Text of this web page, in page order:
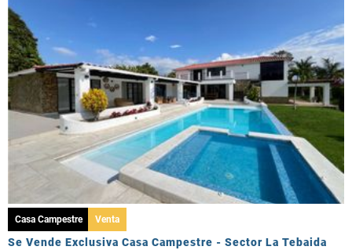
Casa Campestre Venta
Se Vende Exclusiva Casa Campestre - Sector La Tebaida